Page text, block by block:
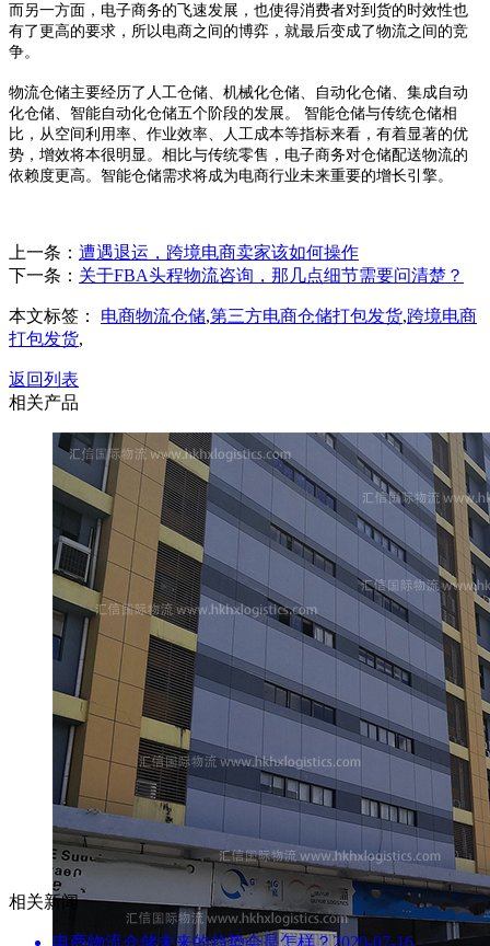
而另一方面，电子商务的飞速发展，也使得消费者对到货的时效性也
有了更高的要求，所以电商之间的博弈，就最后变成了物流之间的竞
争。
物流仓储主要经历了人工仓储、机械化仓储、自动化仓储、集成自动
化仓储、智能自动化仓储五个阶段的发展 。
智能仓储与传统仓储相
比，从空间利用率、作业效率、人工成本等指标来看， 有着显著的优
势 ， 增效将本很明显。相比与传统零售，电子商务对仓储配送物流的
依赖度更高。智能仓储需求将成为电商行业未来重要的增长引擎。
上一条： 遭遇退运，跨境电商卖家该如何操作
下一条： 关于FBA头程物流咨询，那几点细节需要问清楚？
本文标签： 电商物流仓储,第三方电商仓储打包发货,跨境电商
打包发货,
返回列表
相关产品
相关新闻
电商物流仓储未来的趋势会是怎样？2020-07-16